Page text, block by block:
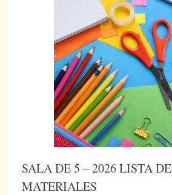
SALA DE 5 – 2026 LISTA DE
MATERIALES